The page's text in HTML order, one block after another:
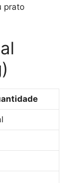
prato